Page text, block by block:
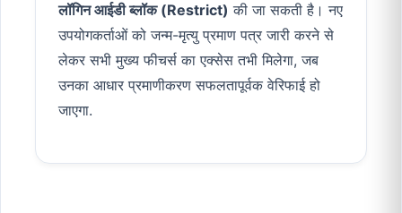
लॉगिन आईडी ब्लॉक (Restrict) की जा सकती है। नए
उपयोगकर्ताओं को जन्म-मृत्यु प्रमाण पत्र जारी करने से
लेकर सभी मुख्य फीचर्स का एक्सेस तभी मिलेगा, जब
उनका आधार प्रमाणीकरण सफलतापूर्वक वेरिफाई हो
जाएगा.